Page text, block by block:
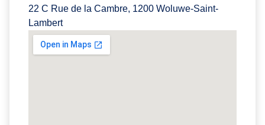
22 C Rue de la Cambre, 1200 Woluwe-Saint-
Lambert